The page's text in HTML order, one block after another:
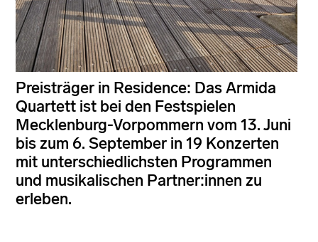
Preisträger in Residence: Das Armida
Quartett ist bei den Festspielen
Mecklenburg-Vorpommern vom 13. Juni
bis zum 6. September in 19 Konzerten
mit unterschiedlichsten Programmen
und musikalischen Partner:innen zu
erleben.